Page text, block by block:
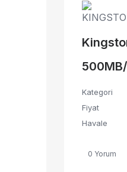
Kategori
Fiyat
Havale
0 Yorum